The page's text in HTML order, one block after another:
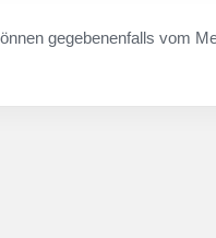
gegebenenfalls vom